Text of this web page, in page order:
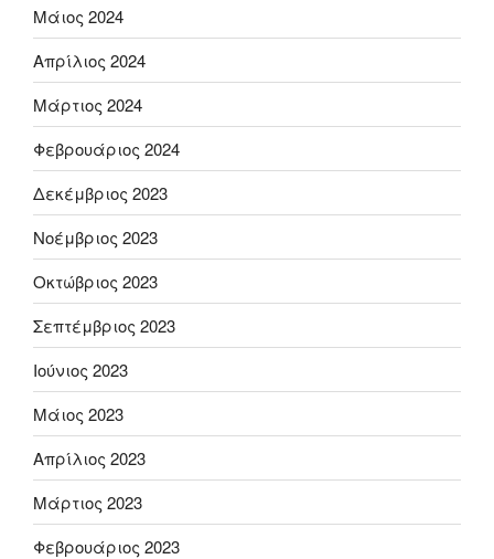
Μάιος 2024
Απρίλιος 2024
Μάρτιος 2024
Φεβρουάριος 2024
Δεκέμβριος 2023
Νοέμβριος 2023
Οκτώβριος 2023
Σεπτέμβριος 2023
Ιούνιος 2023
Μάιος 2023
Απρίλιος 2023
Μάρτιος 2023
Φεβρουάριος 2023